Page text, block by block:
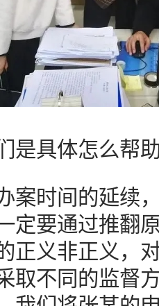
具体怎么帮助
时间的延续，
定要通过推翻
正义非正义，
取不同的监督